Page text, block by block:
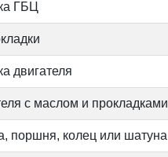
ГБЦ
двигателя
с маслом и прокладками
поршня, колец или шатуна